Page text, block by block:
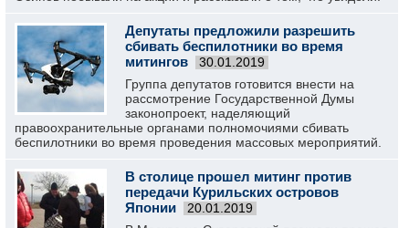
Депутаты предложили разрешить
сбивать беспилотники во время
митингов
30.01.2019
Группа депутатов готовится внести на
рассмотрение Государственной Думы
законопроект, наделяющий
правоохранительные органами полномочиями сбивать
беспилотники во время проведения массовых мероприятий.
В столице прошел митинг против
передачи Курильских островов
Японии
20.01.2019